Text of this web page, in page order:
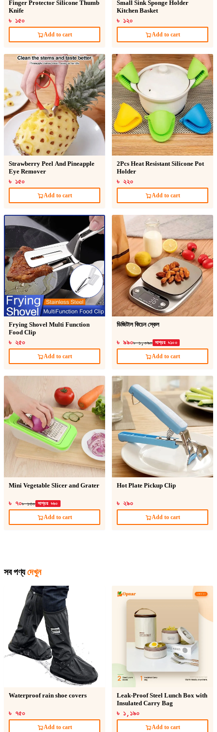
Finger Protector Silicone Thumb
Knife
৳ ১৫০
Add to cart
Small Sink Sponge Holder
Kitchen Basket
৳ ১২০
Add to cart
Strawberry Peel And Pineapple
Eye Remover
৳ ১৫০
Add to cart
2Pcs Heat Resistant Silicone Pot
Holder
৳ ২২০
Add to cart
Frying Shovel Multi Function
Food Clip
৳ ২৫০
Add to cart
ডিজিটাল কিচেন স্কেল
৳ ৯৯০৳ ১,০৯০ সাশ্রয় ৳১০০
Add to cart
Mini Vegetable Slicer and Grater
৳ ৭০৳ ১৩০ সাশ্রয় ৳৬০
Add to cart
Hot Plate Pickup Clip
৳ ২৯০
Add to cart
সব পণ্য দেখুন
Waterproof rain shoe covers
৳ ৭৫০
Add to cart
Leak-Proof Steel Lunch Box with
Insulated Carry Bag
৳ ১,১৯০
Add to cart